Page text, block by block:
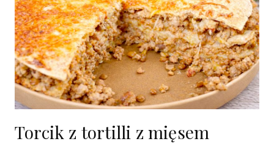
Torcik z tortilli z mięsem